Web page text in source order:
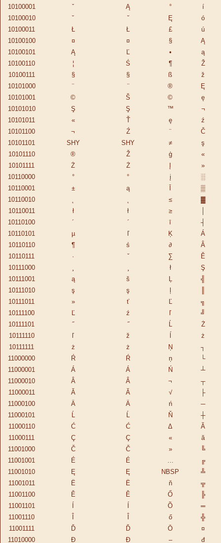
10100001
ˇ Ą °
í
10100010
˘ ˘ Ę
ó
10100011
Ł Ł £
ú
10100100
¤ ¤ §
Ą
10100101
Ą Ľ •
ą
10100110
¦ Ś ¶
Ž
10100111
§ § ß
ž
10101000
¨ ¨ ®
Ę
10101001
© Š ©
ę
10101010
Ş Ş ™
¬
10101011
« Ť ę
ź
10101100
¬ Ź ¨
Č
10101101
SHY­ SHY­ ≠
ş
10101110
® Ž ģ
«
10101111
Ż Ż
»
10110000
° ° į
░
10110001
± ą
▒
10110010
≤
▓
10110011
ł ł ≥
10110100
´ ´ ī
┤
10110101
µ ľ Ķ
Á
10110110
¶ ś ∂
Â
10110111
· ˇ ∑
Ě
10111000
ł
Ş
10111001
ą š Ļ
╣
10111010
ş ş
10111011
» ť Ľ
╗
10111100
Ľ ź ľ
╝
10111101
˝ ˝ Ĺ
Ż
10111110
ľ ž
ż
10111111
ż ż Ņ
┐
11000000
Ŕ Ŕ ņ
└
11000001
Á Á Ń
┴
11000010
Â Â ¬
┬
11000011
Ă Ă √
├
11000100
Ä Ä ń
─
11000101
Ĺ Ĺ Ň
┼
11000110
Ć Ć ∆
Ă
11000111
Ç Ç «
ă
11001000
Č Č »
╚
11001001
É É …
╔
11001010
Ę Ę NBSP
╩
11001011
Ë Ë ň
╦
11001100
Ě Ě Ő
╠
11001101
Õ
═
11001110
ő
╬
11001111
Ď Ď Ō
¤
11010000
Đ Đ – đ